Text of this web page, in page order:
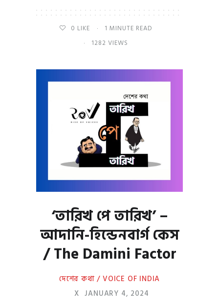
0 LIKE
1 MINUTE READ
1282 VIEWS
‘তারিখ পে তারিখ’ –
আদানি-হিন্ডেনবার্গ কেস
/ The Damini Factor
দেশের কথা / VOICE OF INDIA
X JANUARY 4, 2024